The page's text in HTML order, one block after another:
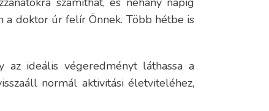
a doktor úr felír Önnek. Több hétbe is
ideális végeredményt láthassa a
normál aktivitási életviteléhez,